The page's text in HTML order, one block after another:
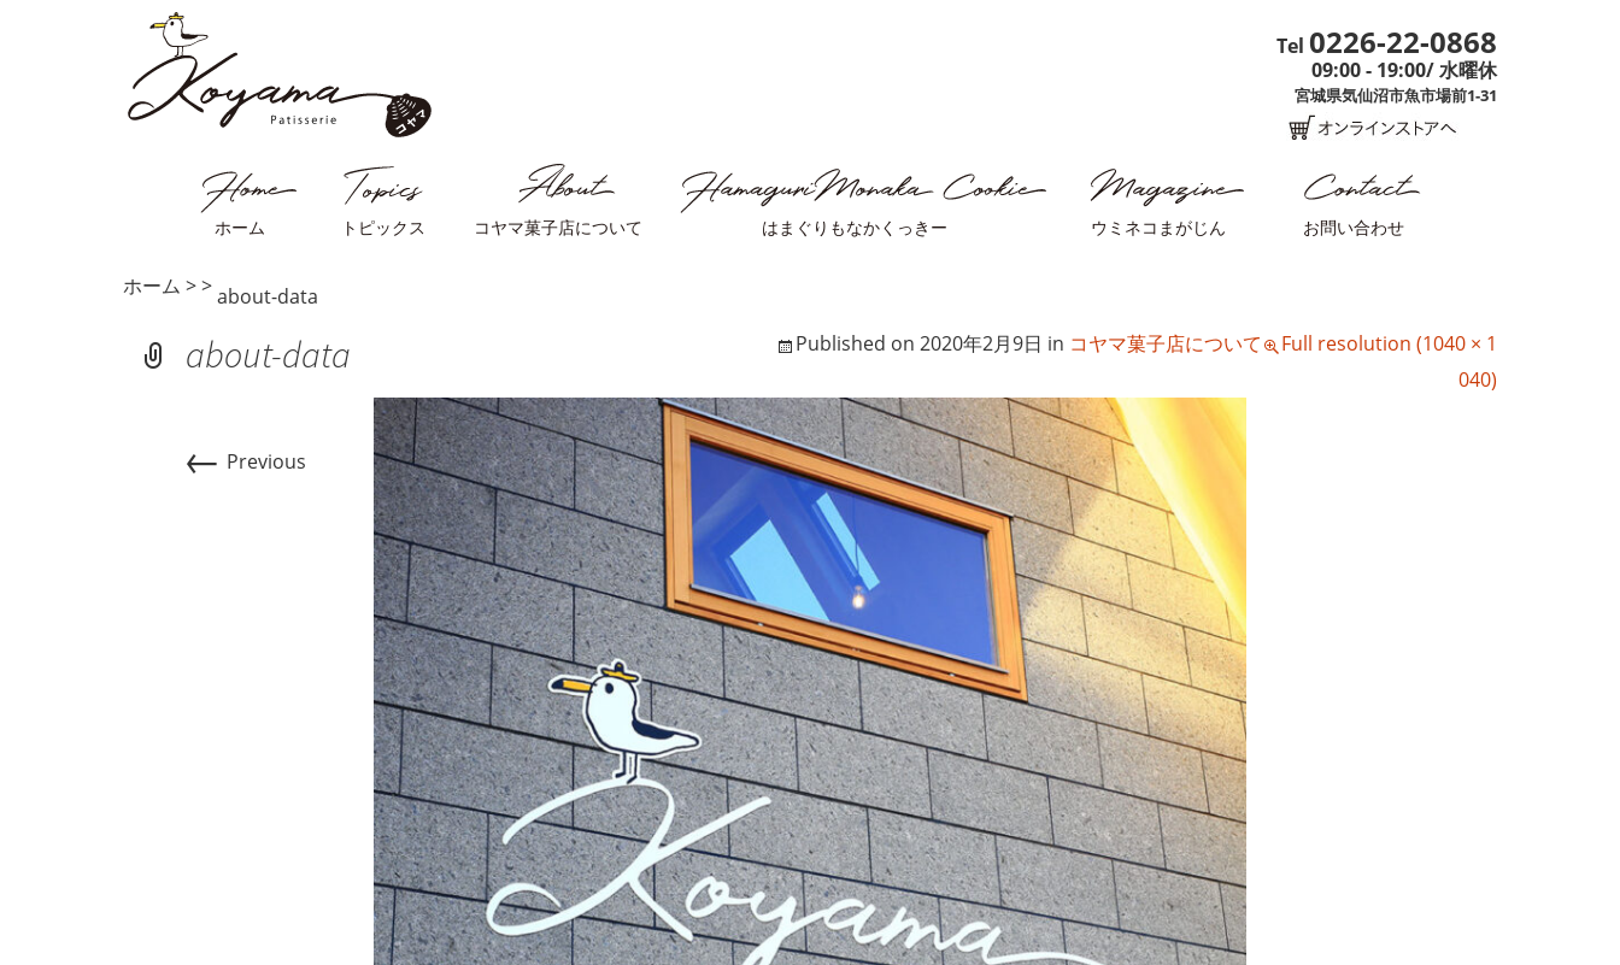
Tel 0226-22-0868
09:00 - 19:00/ 水曜休
宮城県気仙沼市魚市場前1-31
ホーム トピックス コヤマ菓子店について はまぐりもなかくっきー ウミネコまがじん お問い合わせ
ホーム >>about-data
about-data Published on 2020年2月9日 in コヤマ菓子店について
Full resolution (1040 × 1
040)
← Previous